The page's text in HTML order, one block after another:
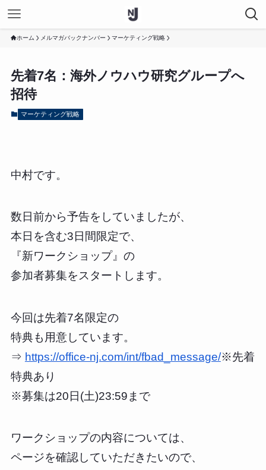
ホーム メルマガバックナンバー マーケティング戦略
先着7名：海外ノウハウ研究グループへ
招待
マーケティング戦略
中村です。
数日前から予告をしていましたが、
本日を含む3日間限定で、
『新ワークショップ』の
参加者募集をスタートします。
今回は先着7名限定の
特典も用意しています。
⇒ https://office-nj.com/int/fbad_message/※先着
特典あり
※募集は20日(土)23:59まで
ワークショップの内容については、
ページを確認していただきたいので、